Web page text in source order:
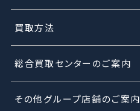
買取方法
総合買取センターのご案内
その他グループ店舗のご案内